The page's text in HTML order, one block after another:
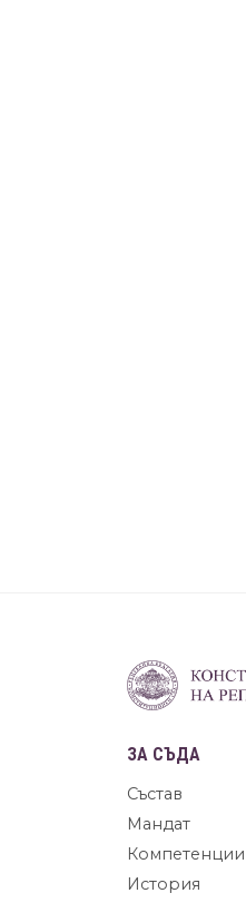
ЗА СЪДА
Състав
Мандат
Компетенции
История